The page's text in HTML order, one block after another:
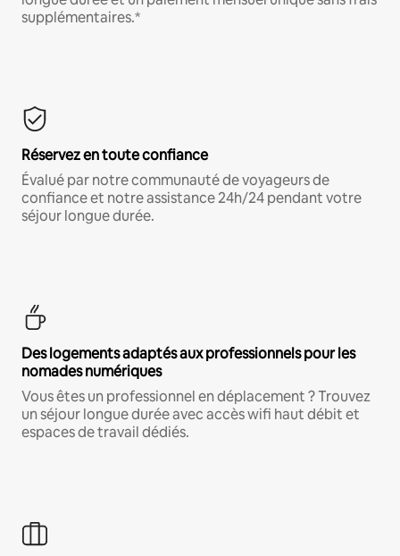
supplémentaires.*
Réservez en toute confiance
Évalué par notre communauté de voyageurs de
confiance et notre assistance 24h/24 pendant votre
séjour longue durée.
Des logements adaptés aux professionnels pour les
nomades numériques
Vous êtes un professionnel en déplacement ? Trouvez
un séjour longue durée avec accès wifi haut débit et
espaces de travail dédiés.